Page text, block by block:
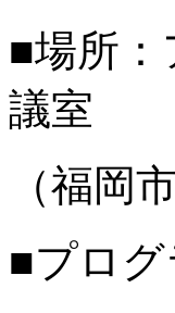
■場所
議室
（福岡
■プログ